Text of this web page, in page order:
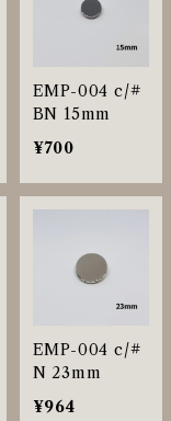
EMP-004 c/#
BN 15mm
¥700
EMP-004 c/#
N 23mm
¥964